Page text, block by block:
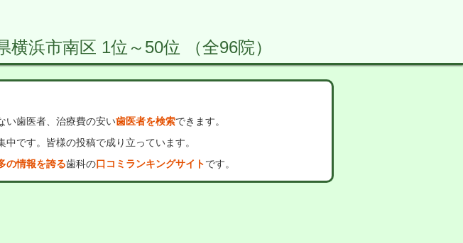
横浜市南区 1位～50位 （全96院）
い歯医者、治療費の安い歯医者を検索できます。
中です。皆様の投稿で成り立っています。
の情報を誇る歯科の口コミランキングサイトです。